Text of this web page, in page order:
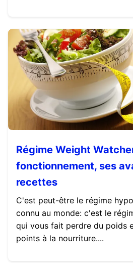
Régime Weight
fonctionnement, ses
recettes
C'est peut-être le régime
connu au monde: c'est le
qui vous fait perdre du poids
points à la nourriture....